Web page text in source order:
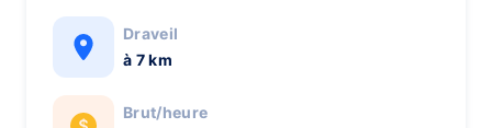
Draveil
à 7 km
Brut/heure